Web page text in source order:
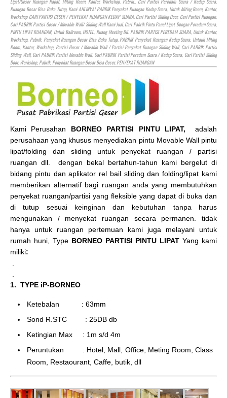
Lipat/Geser Ruangan Rapat, Miting Room, Kantor, Workshop, Pabrik,, Cari Partisi Peredam Suara / Kedap Suara,
Ruangan Besar Bisa Buka Tutup, Kami AHLINYA! PABRIK Penyekat Ruangan Kedap Suara, Untuk Miting Room, Kantor,
Workshop CARI PARTISI GESER / PENYEKAT RUANGAN KEDAP SUARA. Cari Partisi Sliding Door, Cari Partisi Ruangan,
Cari PABRIK Partisi Geser / Movable Wall/ Sliding Wall Kami Jual, Cari Pabrik Pintu Panel Lipat Dengan Peredam Suara,
PINTU LIPAT RUANGAN, Untuk Ballroom,HOTEL, Ruang Meeting Dll. PABRIK PARTISI PEREDAM SUARA, Untuk Kantor,
Workshop, Pabrik, Penyekat Ruangan Besar Bisa Buka Tutup, PABRIK Penyekat Ruangan Kedap Suara, Untauk Miting
Room, Kantor, Workshop, Partisi Geser / Movable Wall / Partisi Penyekat Ruangan Sliding Wall, Cari PABRIK Partisi
Sliding Wall, Cari PABRIK Partisi Movable Wall, Cari PABRIK Partisi Peredam Suara / Kedap Suara, Cari Partisi Sliding
Door, Workshop, Pabrik, Penyekat Ruangan Besar Bisa Geser, PENYEKAT RUANGAN
Kami Perusahan BORNEO PARTISI PINTU LIPAT, adalah
perusahaan yang khusus menyediakan pintu Movable Wall pintu
lipat/folding dan sliding untuk penyekat ruangan / partisi
ruangan dll. dengan bekal bertahun-tahun kami bergelut di
bidang pintu dan aplikator rel bail sliding dan folding/lipat kami
memberikan alternatif bagi ruangan anda yang membutuhkan
penyekat ruangan/partisi yang fleksible yang dapat di buka dan
di tutup sesuai keinginan dan kebutuhan tanpa harus
mengunakan / menyekat ruangan secara permanen. tidak
hanya untuk ruangan pertemuan kami juga melayani untuk
rumah huni, Type BORNEO PARTISI PINTU LIPAT Yang kami
miliki:
1. TYPE iP-BORNEO
Ketebalan : 63mm
Sond R.STC : 25DB db
Ketingian Max : 1m s/d 4m
Peruntukan : Hotel, Mall, Office, Meting Room, Class
Room, Restaourant, Caffe, butik, dll